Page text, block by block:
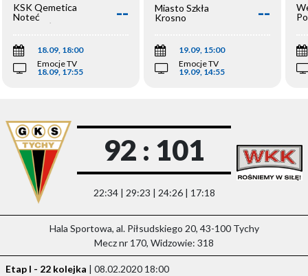
KSK Qemetica
Noteć
Inowrocław
--
18.09, 18:00
Emocje TV
18.09, 17:55
Miasto Szkła
Krosno
--
19.09, 15:00
Emocje TV
19.09, 14:55
92 : 101
22:34 | 29:23 | 24:26 | 17:18
Hala Sportowa, al. Piłsudskiego 20, 43-100 Tychy
Mecz nr 170, Widzowie: 318
Etap I - 22 kolejka | 08.02.2020 18:00